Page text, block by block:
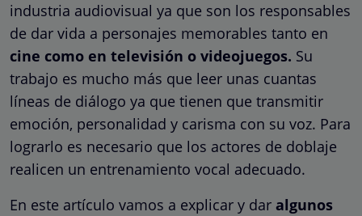
industria audiovisual ya que son los responsables
de dar vida a personajes memorables tanto en
cine como en televisión o videojuegos. Su
trabajo es mucho más que leer unas cuantas
líneas de diálogo ya que tienen que transmitir
emoción, personalidad y carisma con su voz. Para
lograrlo es necesario que los actores de doblaje
realicen un entrenamiento vocal adecuado.
En este artículo vamos a explicar y dar algunos